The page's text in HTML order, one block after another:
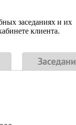
заседаниях и их
клиента.